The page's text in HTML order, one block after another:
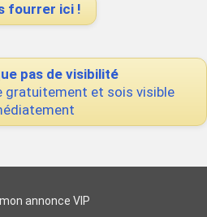
fourrer ici !
pas de visibilité
gratuitement et sois visible
annonce VIP